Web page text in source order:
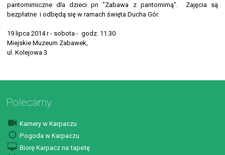
pantomimiczne dla dzieci pn "Zabawa z pantomimą". Zajęcia są
bezpłatne i odbędą się w ramach święta Ducha Gór.
19 lipca 2014 r - sobota - godz. 11.30
Miejskie Muzeum Zabawek,
ul. Kolejowa 3
Polecamy
Kamery w Karpaczu
Pogoda w Karpaczu
Biorę Karpacz na tapetę